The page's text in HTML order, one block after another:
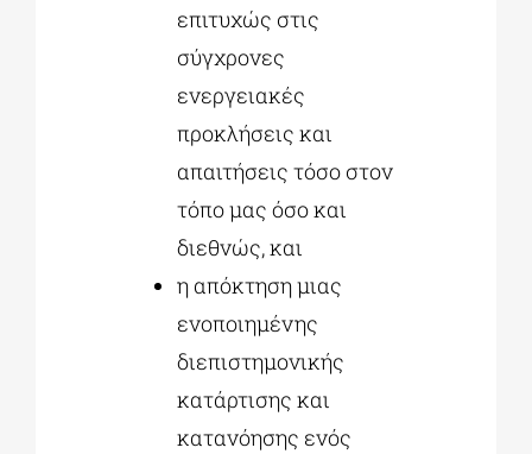
επιτυχώς στις
σύγχρονες
ενεργειακές
προκλήσεις και
απαιτήσεις τόσο στον
τόπο μας όσο και
διεθνώς, και
η απόκτηση μιας
ενοποιημένης
διεπιστημονικής
κατάρτισης και
κατανόησης ενός